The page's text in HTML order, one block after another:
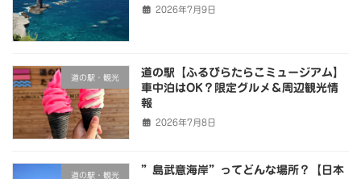
2026年7月9日
道の駅・観光
道の駅【ふるびらたらこミュージアム】
車中泊はOK？限定グルメ＆周辺観光情
報
2026年7月8日
道の駅・観光
”島武意海岸”ってどんな場所？【日本